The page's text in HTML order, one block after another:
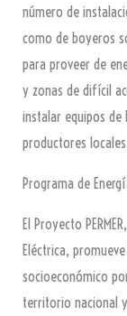
número de
como de boyeros
para proveer de
y zonas de difícil
instalar equipos de
productores
Programa de
El Proyecto
Eléctrica,
socioeconómico
territorio nacional